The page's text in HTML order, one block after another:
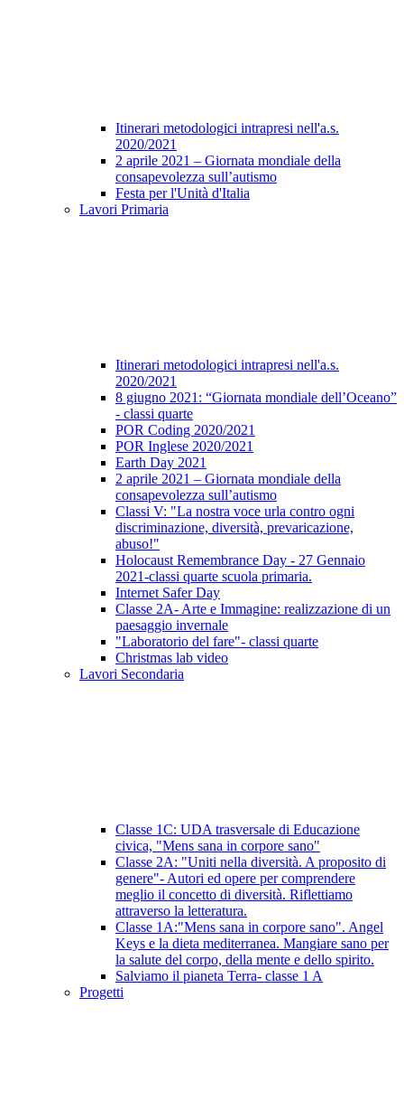
Itinerari metodologici intrapresi nell'a.s.
2020/2021
2 aprile 2021 – Giornata mondiale della
consapevolezza sull’autismo
Festa per l'Unità d'Italia
Lavori Primaria
Itinerari metodologici intrapresi nell'a.s.
2020/2021
8 giugno 2021: “Giornata mondiale dell’Oceano”
- classi quarte
POR Coding 2020/2021
POR Inglese 2020/2021
Earth Day 2021
2 aprile 2021 – Giornata mondiale della
consapevolezza sull’autismo
Classi V: "La nostra voce urla contro ogni
discriminazione, diversità, prevaricazione,
abuso!"
Holocaust Remembrance Day - 27 Gennaio
2021-classi quarte scuola primaria.
Internet Safer Day
Classe 2A- Arte e Immagine: realizzazione di un
paesaggio invernale
"Laboratorio del fare"- classi quarte
Christmas lab video
Lavori Secondaria
Classe 1C: UDA trasversale di Educazione
civica, "Mens sana in corpore sano"
Classe 2A: "Uniti nella diversità. A proposito di
genere"- Autori ed opere per comprendere
meglio il concetto di diversità. Riflettiamo
attraverso la letteratura.
Classe 1A:"Mens sana in corpore sano". Angel
Keys e la dieta mediterranea. Mangiare sano per
la salute del corpo, della mente e dello spirito.
Salviamo il pianeta Terra- classe 1 A
Progetti